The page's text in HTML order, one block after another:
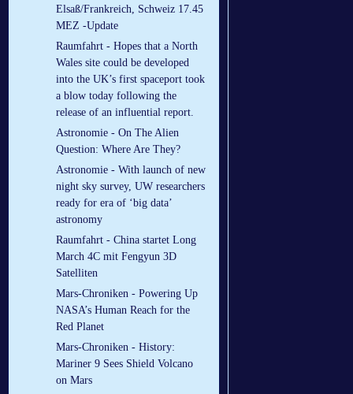
Elsaß/Frankreich, Schweiz 17.45
MEZ -Update
Raumfahrt - Hopes that a North
Wales site could be developed
into the UK’s first spaceport took
a blow today following the
release of an influential report.
Astronomie - On The Alien
Question: Where Are They?
Astronomie - With launch of new
night sky survey, UW researchers
ready for era of ‘big data’
astronomy
Raumfahrt - China startet Long
March 4C mit Fengyun 3D
Satelliten
Mars-Chroniken - Powering Up
NASA’s Human Reach for the
Red Planet
Mars-Chroniken - History:
Mariner 9 Sees Shield Volcano
on Mars